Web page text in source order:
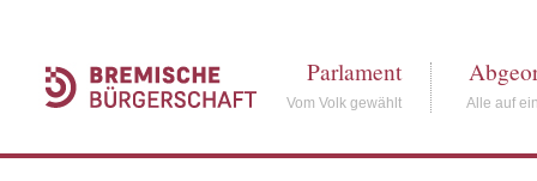
Parlament
Vom Volk gewählt Alle auf